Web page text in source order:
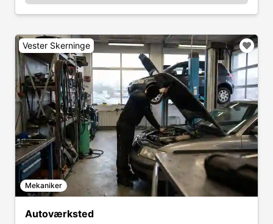
Mekaniker
Vester Skerninge
Autoværksted